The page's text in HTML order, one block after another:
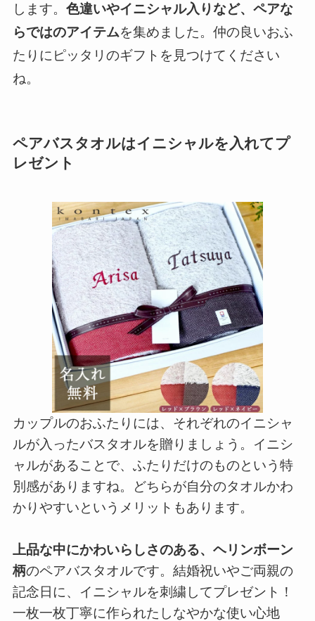
します。 色違いやイニシャル入りなど、ペアな
らではのアイテムを集めました。仲の良いおふ
たりにピッタリのギフトを見つけてください
ね。
ペアバスタオルはイニシャルを入れてプ
レゼント
カップルのおふたりには、それぞれのイニシャ
ルが入ったバスタオルを贈りましょう。イニシ
ャルがあることで、ふたりだけのものという特
別感がありますね。どちらが自分のタオルかわ
かりやすいというメリットもあります。
上品な中にかわいらしさのある、ヘリンボーン
柄のペアバスタオルです。結婚祝いやご両親の
記念日に、イニシャルを刺繍してプレゼント！
一枚一枚丁寧に作られたしなやかな使い心地